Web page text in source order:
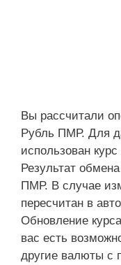
Вы рассчитали
Рубль ПМР. Для
использован
Результат
ПМР. В случае
пересчитан в
Обновление
вас есть
другие валюты